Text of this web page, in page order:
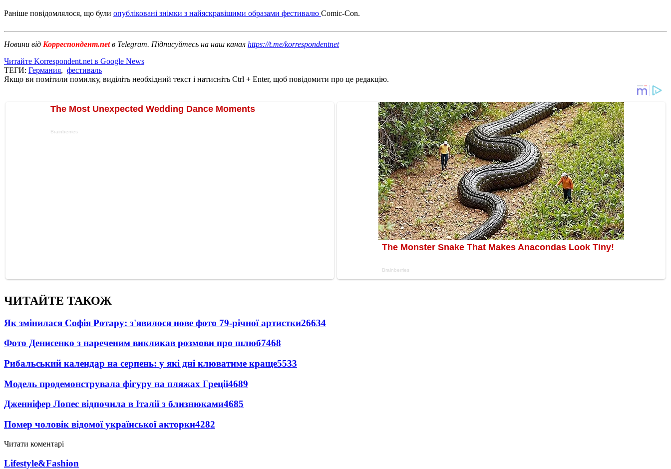
Раніше повідомлялося, що були опубліковані знімки з найяскравішими образами фестивалю Comic-Con.
Новини від Корреспондент.netв Telegram. Підписуйтесь на наш канал https://t.me/korrespondentnet
Читайте Korrespondent.net в Google News
ТЕГИ: Германия, фестиваль
Якщо ви помітили помилку, виділіть необхідний текст і натисніть Ctrl + Enter, щоб повідомити про це редакцію.
ЧИТАЙТЕ ТАКОЖ
Як змінилася Софія Ротару: з'явилося нове фото 79-річної артистки26634
Фото Денисенко з нареченим викликав розмови про шлюб7468
Рибальський календар на серпень: у які дні клюватиме краще5533
Модель продемонструвала фігуру на пляжах Греції4689
Дженніфер Лопес відпочила в Італії з близнюками4685
Помер чоловік відомої української акторки4282
Читати коментарі
Lifestyle&Fashion